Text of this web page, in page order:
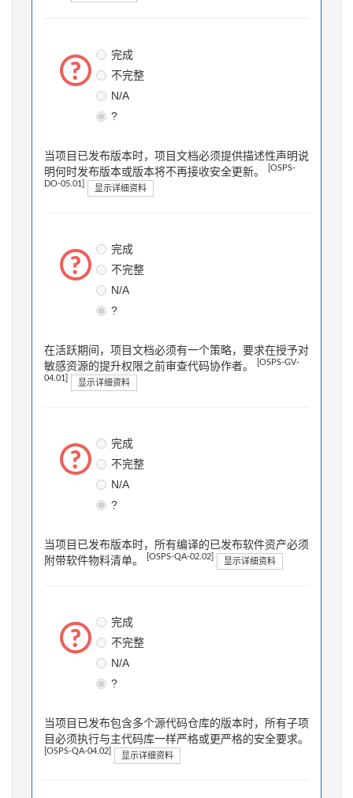
完成
不完整
N/A
?
当项目已发布版本时，项目文档必须提供描述性声明说
明何时发布版本或版本将不再接收安全更新。
[OSPS-
DO-05.01] 显示详细资料
完成
不完整
N/A
?
在活跃期间，项目文档必须有一个策略，要求在授予对
敏感资源的提升权限之前审查代码协作者。
[OSPS-GV-
04.01] 显示详细资料
完成
不完整
N/A
?
当项目已发布版本时，所有编译的已发布软件资产必须
附带软件物料清单。
[OSPS-QA-02.02] 显示详细资料
完成
不完整
N/A
?
当项目已发布包含多个源代码仓库的版本时，所有子项
目必须执行与主代码库一样严格或更严格的安全要求。
[OSPS-QA-04.02] 显示详细资料